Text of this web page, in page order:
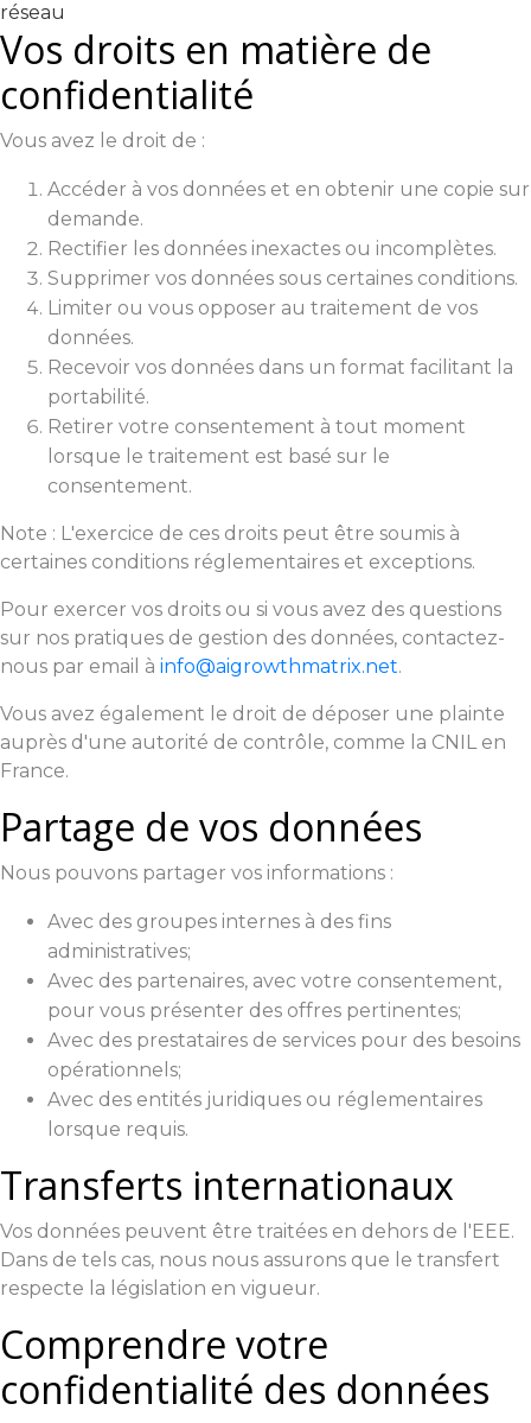
réseau
Vos droits en matière de
confidentialité
Vous avez le droit de :
Accéder à vos données et en obtenir une copie sur
demande.
Rectifier les données inexactes ou incomplètes.
Supprimer vos données sous certaines conditions.
Limiter ou vous opposer au traitement de vos
données.
Recevoir vos données dans un format facilitant la
portabilité.
Retirer votre consentement à tout moment
lorsque le traitement est basé sur le
consentement.
Note : L'exercice de ces droits peut être soumis à
certaines conditions réglementaires et exceptions.
Pour exercer vos droits ou si vous avez des questions
sur nos pratiques de gestion des données, contactez-
nous par email à info@aigrowthmatrix.net.
Vous avez également le droit de déposer une plainte
auprès d'une autorité de contrôle, comme la CNIL en
France.
Partage de vos données
Nous pouvons partager vos informations :
Avec des groupes internes à des fins
administratives;
Avec des partenaires, avec votre consentement,
pour vous présenter des offres pertinentes;
Avec des prestataires de services pour des besoins
opérationnels;
Avec des entités juridiques ou réglementaires
lorsque requis.
Transferts internationaux
Vos données peuvent être traitées en dehors de l'EEE.
Dans de tels cas, nous nous assurons que le transfert
respecte la législation en vigueur.
Comprendre votre
confidentialité des données